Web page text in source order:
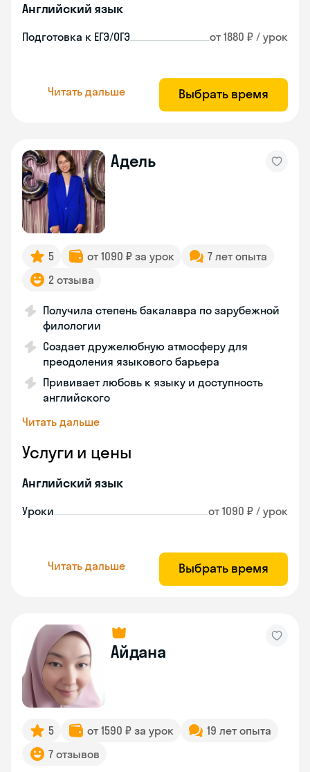
Английский язык
Подготовка к ЕГЭ/ОГЭ от 1880 ₽ / урок
Читать дальше Выбрать время
Адель
5 от 1090 ₽ за урок
7 лет опыта
2 отзыва
Получила степень бакалавра по зарубежной
филологии
Создает дружелюбную атмосферу для
преодоления языкового барьера
Прививает любовь к языку и доступность
английского
Читать дальше
Услуги и цены
Английский язык
Уроки от 1090 ₽ / урок
Читать дальше Выбрать время
Айдана
5 от 1590 ₽ за урок
19 лет опыта
7 отзывов